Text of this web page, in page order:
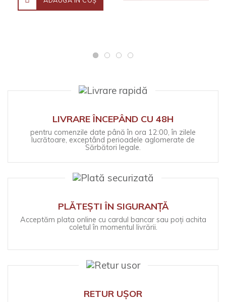
LIVRARE ÎNCEPÂND CU 48H
pentru comenzile date până în ora 12:00, în zilele
lucrătoare, exceptând perioadele aglomerate de
Sărbători legale.
PLĂTEȘTI ÎN SIGURANȚĂ
Acceptăm plata online cu cardul bancar sau poți achita
coletul în momentul livrării.
RETUR UȘOR